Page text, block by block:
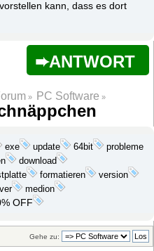
kann, dass es dort
ANTWORT
» PC Software »
exe update 64bit
probleme
download
formatieren version
medion
OFF
Gehe zu: